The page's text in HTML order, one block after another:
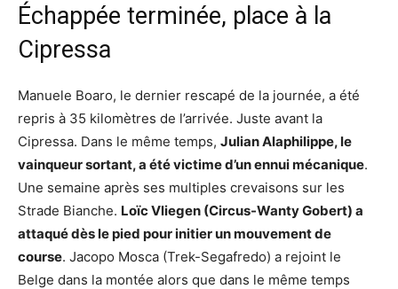
Échappée terminée, place à la
Cipressa
Manuele Boaro, le dernier rescapé de la journée, a été
repris à 35 kilomètres de l’arrivée. Juste avant la
Cipressa. Dans le même temps, Julian Alaphilippe, le
vainqueur sortant, a été victime d’un ennui mécanique.
Une semaine après ses multiples crevaisons sur les
Strade Bianche. Loïc Vliegen (Circus-Wanty Gobert) a
attaqué dès le pied pour initier un mouvement de
course. Jacopo Mosca (Trek-Segafredo) a rejoint le
Belge dans la montée alors que dans le même temps